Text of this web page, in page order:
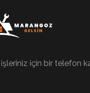
için bir telefon